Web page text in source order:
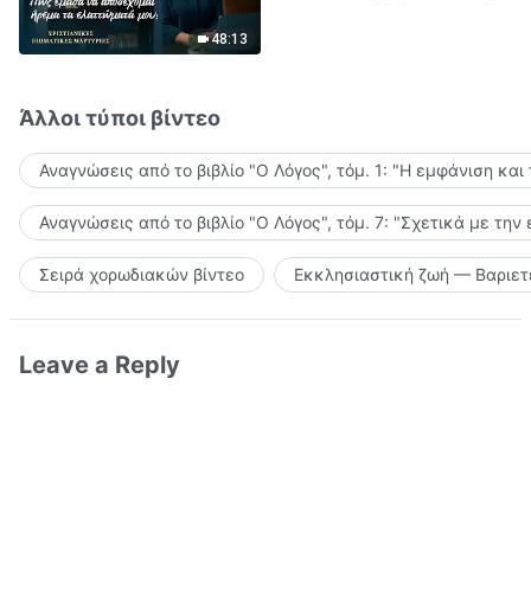
48:13
Άλλοι τύποι βίντεο
Αναγνώσεις από το βιβλίο "Ο Λόγος", τόμ. 1: "Η εμφάνιση
Αναγνώσεις από το βιβλίο "Ο Λόγος", τόμ. 7: "Σχετικά με την
Σειρά χορωδιακών βίντεο Εκκλησιαστική ζωή —
Leave a Reply